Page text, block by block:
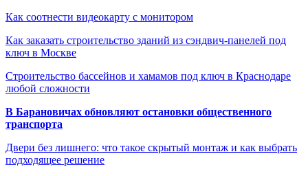
Как соотнести видеокарту с монитором
Как заказать строительство зданий из сэндвич-панелей под
ключ в Москве
Строительство бассейнов и хамамов под ключ в Краснодаре
любой сложности
В Барановичах обновляют остановки общественного
транспорта
Двери без лишнего: что такое скрытый монтаж и как выбрать
подходящее решение